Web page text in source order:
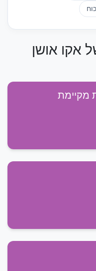
אקו אושן
מקיימת